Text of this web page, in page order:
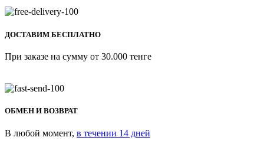
ДОСТАВИМ БЕСПЛАТНО
При заказе на сумму от 30.000 тенге
ОБМЕН И ВОЗВРАТ
В любой момент, в течении 14 дней